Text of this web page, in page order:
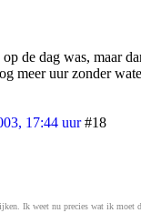
de dag was, maar
meer uur zonder
17:44 uur #18
Ik weet nu precies wat ik moet